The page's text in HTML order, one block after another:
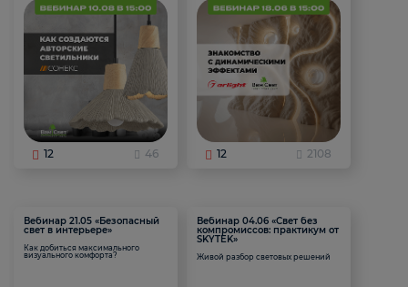
12 46 12 2108
Вебинар 21.05 «Безопасный
свет в интерьере»
Как добиться максимального
визуального комфорта?
Вебинар 04.06 «Свет без
компромиссов: практикум от
SKYTEK»
Живой разбор световых решений